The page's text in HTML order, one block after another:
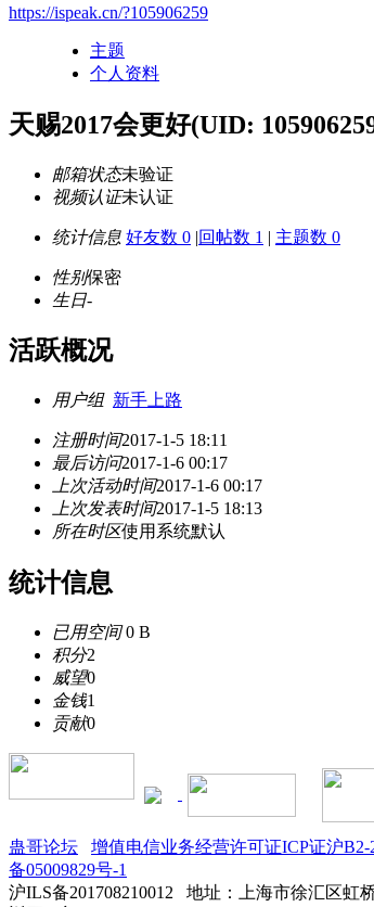
https://ispeak.cn/?105906259
主题
个人资料
天赐2017会更好(UID:
邮箱状态未验证
视频认证未认证
统计信息 好友数 0 |回帖数 1 | 主题数 0
性别保密
生日-
活跃概况
用户组 新手上路
注册时间2017-1-5 18:11
最后访问2017-1-6 00:17
上次活动时间2017-1-6 00:17
上次发表时间2017-1-5 18:13
所在时区使用系统默认
统计信息
已用空间0 B
积分2
威望0
金钱1
贡献0
蛊哥论坛 增值电信业务经营许可证ICP证沪B2-
备05009829号-1
沪ILS备201708210012
地址：上海市徐汇区虹